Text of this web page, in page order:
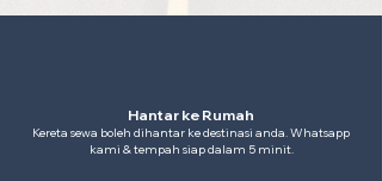
Hantar ke Rumah
Kereta sewa boleh dihantar ke destinasi anda. Whatsapp
kami & tempah siap dalam 5 minit.